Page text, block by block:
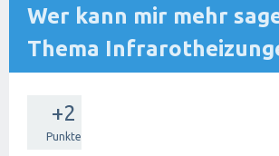
Wer kann mir mehr
Thema
+2
Punkte